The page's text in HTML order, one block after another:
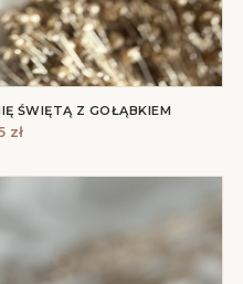
ŚWIĘTĄ Z GOŁĄBKIEM
zł